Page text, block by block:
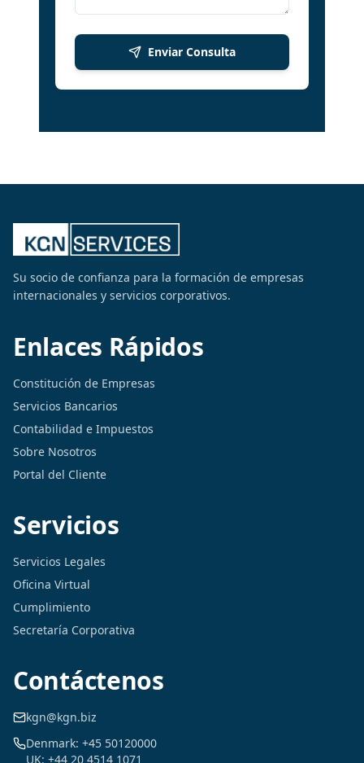
Enviar Consulta
Su socio de confianza para la formación de empresas
internacionales y servicios corporativos.
Enlaces Rápidos
Constitución de Empresas
Servicios Bancarios
Contabilidad e Impuestos
Sobre Nosotros
Portal del Cliente
Servicios
Servicios Legales
Oficina Virtual
Cumplimiento
Secretaría Corporativa
Contáctenos
kgn@kgn.biz
Denmark: +45 50120000
UK: +44 20 4514 1071